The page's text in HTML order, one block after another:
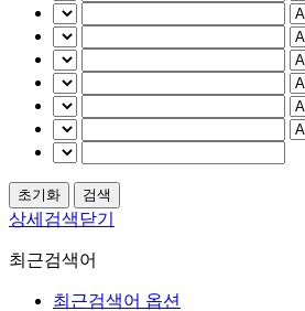
상세검색닫기
최근검색어
최근검색어 옵션